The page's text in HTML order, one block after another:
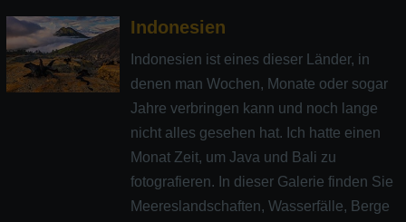
Indonesien
Indonesien ist eines dieser Länder, in
denen man Wochen, Monate oder sogar
Jahre verbringen kann und noch lange
nicht alles gesehen hat. Ich hatte einen
Monat Zeit, um Java und Bali zu
fotografieren. In dieser Galerie finden Sie
Meereslandschaften, Wasserfälle, Berge